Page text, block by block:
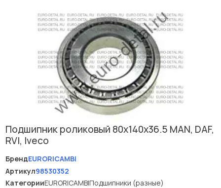
Подшипник роликовый 80x140x36.5 MAN, DAF,
RVI, Iveco
БрендEURORICAMBI
Артикул98530352
КатегорииEURORICAMBIПодшипники (разные)